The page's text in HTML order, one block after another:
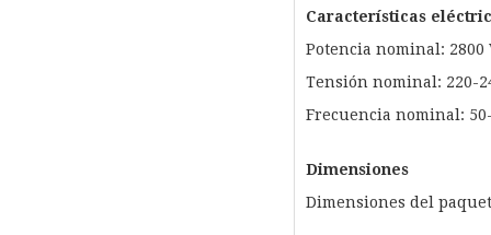
Características
Potencia nominal: 2800
Tensión nominal: 220-
Frecuencia nominal:
Dimensiones
Dimensiones del